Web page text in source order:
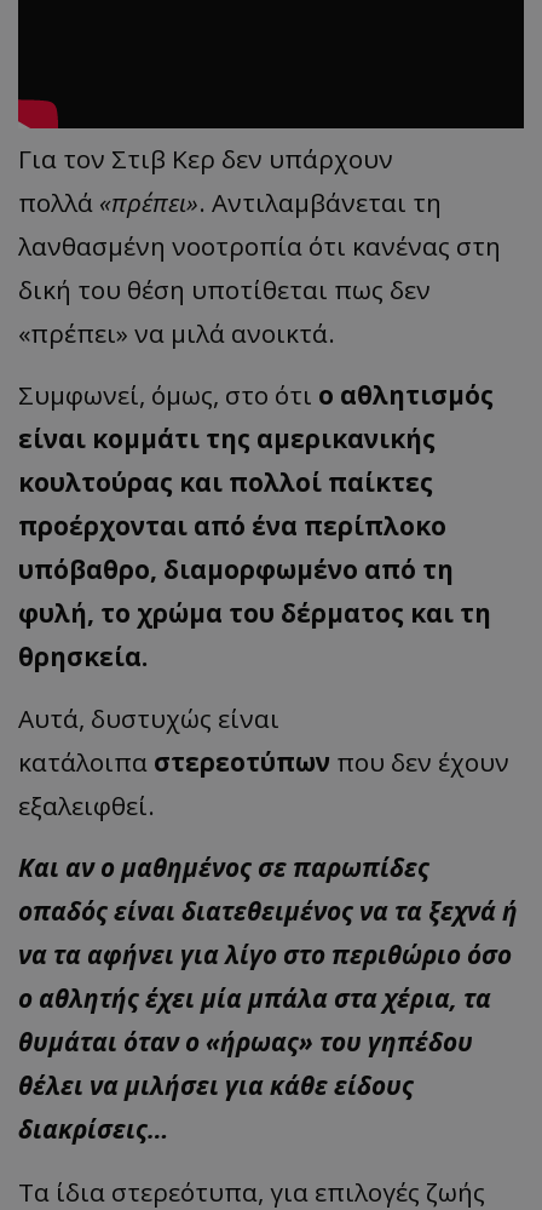
Για τον Στιβ Κερ δεν υπάρχουν
πολλά «πρέπει». Αντιλαμβάνεται τη
λανθασμένη νοοτροπία ότι κανένας στη
δική του θέση υποτίθεται πως δεν
«πρέπει» να μιλά ανοικτά.
Συμφωνεί, όμως, στο ότι ο αθλητισμός
είναι κομμάτι της αμερικανικής
κουλτούρας και πολλοί παίκτες
προέρχονται από ένα περίπλοκο
υπόβαθρο, διαμορφωμένο από τη
φυλή, το χρώμα του δέρματος και τη
θρησκεία.
Αυτά, δυστυχώς είναι
κατάλοιπα στερεοτύπων που δεν έχουν
εξαλειφθεί.
Και αν ο μαθημένος σε παρωπίδες
οπαδός είναι διατεθειμένος να τα ξεχνά ή
να τα αφήνει για λίγο στο περιθώριο όσο
ο αθλητής έχει μία μπάλα στα χέρια, τα
θυμάται όταν ο «ήρωας» του γηπέδου
θέλει να μιλήσει για κάθε είδους
διακρίσεις…
Τα ίδια στερεότυπα, για επιλογές ζωής